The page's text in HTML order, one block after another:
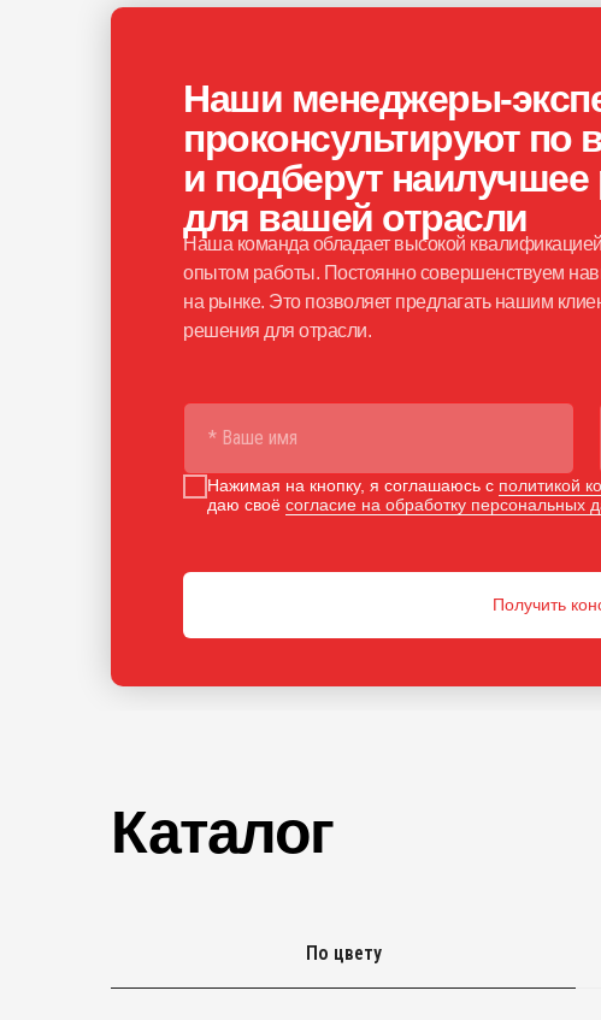
Наши менеджеры-
проконсультируют по
и подберут
для вашей отрасли
Наша команда обладает высокой
опытом работы. Постоянно совершенствуем
на рынке. Это позволяет предлагать нашим
решения для отрасли.
Нажимая на кнопку, я соглашаюсь с политикой
даю своё согласие на обработку персональных
Получить
Каталог
По цвету